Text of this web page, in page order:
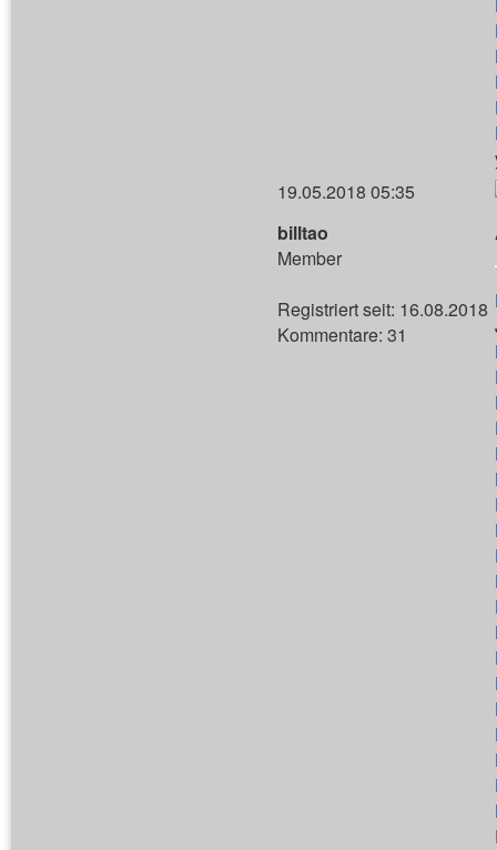
19.05.2018 05:35
billtao
Member
Registriert seit: 16.08.2018
Kommentare: 31